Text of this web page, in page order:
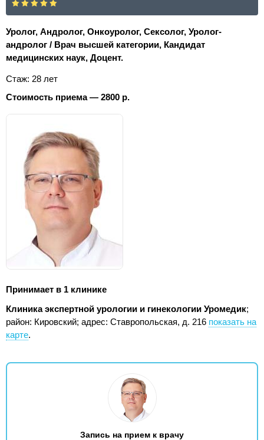
Уролог, Андролог, Онкоуролог, Сексолог, Уролог-
андролог / Врач высшей категории, Кандидат
медицинских наук, Доцент.
Стаж: 28 лет
Стоимость приема — 2800 р.
Принимает в 1 клинике
Клиника экспертной урологии и гинекологии Уромедик;
район: Кировский; адрес: Ставропольская, д. 216 показать на
карте.
Запись на прием к врачу